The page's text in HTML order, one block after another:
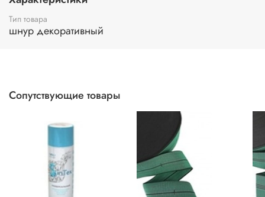
Тип товара
шнур декоративный
Сопутствующие товары